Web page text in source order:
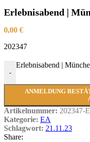
Erlebnisabend |
0,00 €
202347
-
Erlebnisabend |
ANMELDUNG
Artikelnummer: 202347-
Kategorie: EA
Schlagwort: 21.11.23
Share: